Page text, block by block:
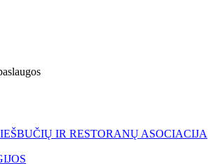
IR RESTORANŲ ASOCIACIJA